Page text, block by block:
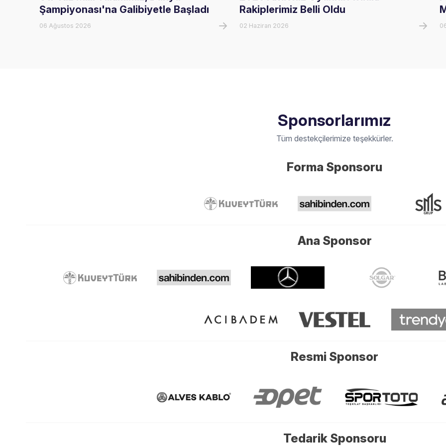
Şampiyonası'na Galibiyetle Başladı
06 Ağustos 2026
Rakiplerimiz Belli Oldu
02 Haziran 2026
Sponsorlarımız
Tüm destekçilerimize teşekkürler.
Forma Sponsoru
Ana Sponsor
Resmi Sponsor
Tedarik Sponsoru